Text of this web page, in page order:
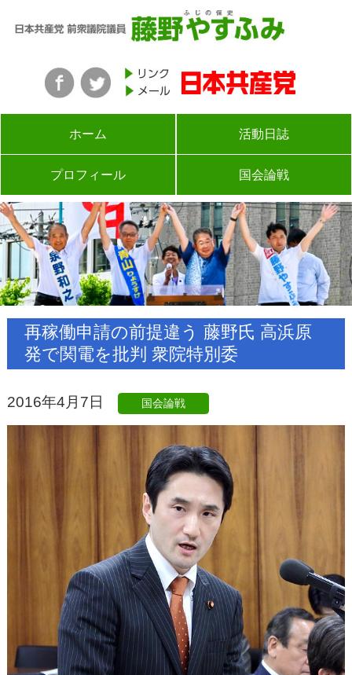
ホーム 活動日誌
プロフィール 国会論戦
再稼働申請の前提違う 藤野氏 高浜原
発で関電を批判 衆院特別委
2016年4月7日 国会論戦